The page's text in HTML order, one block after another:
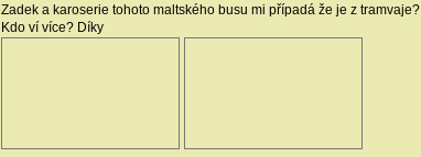
Zadek a karoserie tohoto maltského busu mi případá že je z tramvaje?
Kdo ví více? Díky